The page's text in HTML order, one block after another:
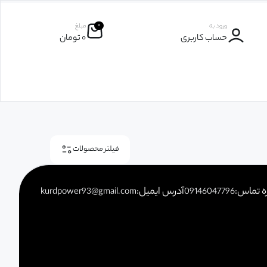
ورود به
حساب کاربری
۰ مبلغ
۰تومان
فیلتر محصولات
تماس:09146047796آدرس ایمیل:kurdpower93@gmail.com